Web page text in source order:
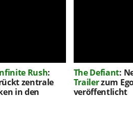
Rush:
zentrale
in den
The Defiant:
Trailerzum
veröffentlicht